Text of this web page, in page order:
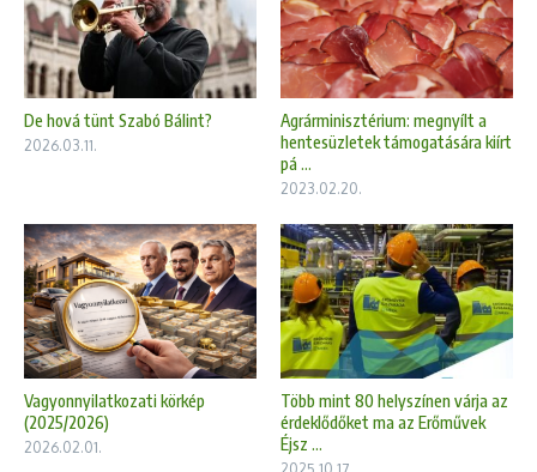
De hová tünt Szabó Bálint?
2026.03.11.
Agrárminisztérium: megnyílt a
hentesüzletek támogatására kiírt
pá ...
2023.02.20.
Vagyonnyilatkozati körkép
(2025/2026)
2026.02.01.
Több mint 80 helyszínen várja az
érdeklődőket ma az Erőművek
Éjsz ...